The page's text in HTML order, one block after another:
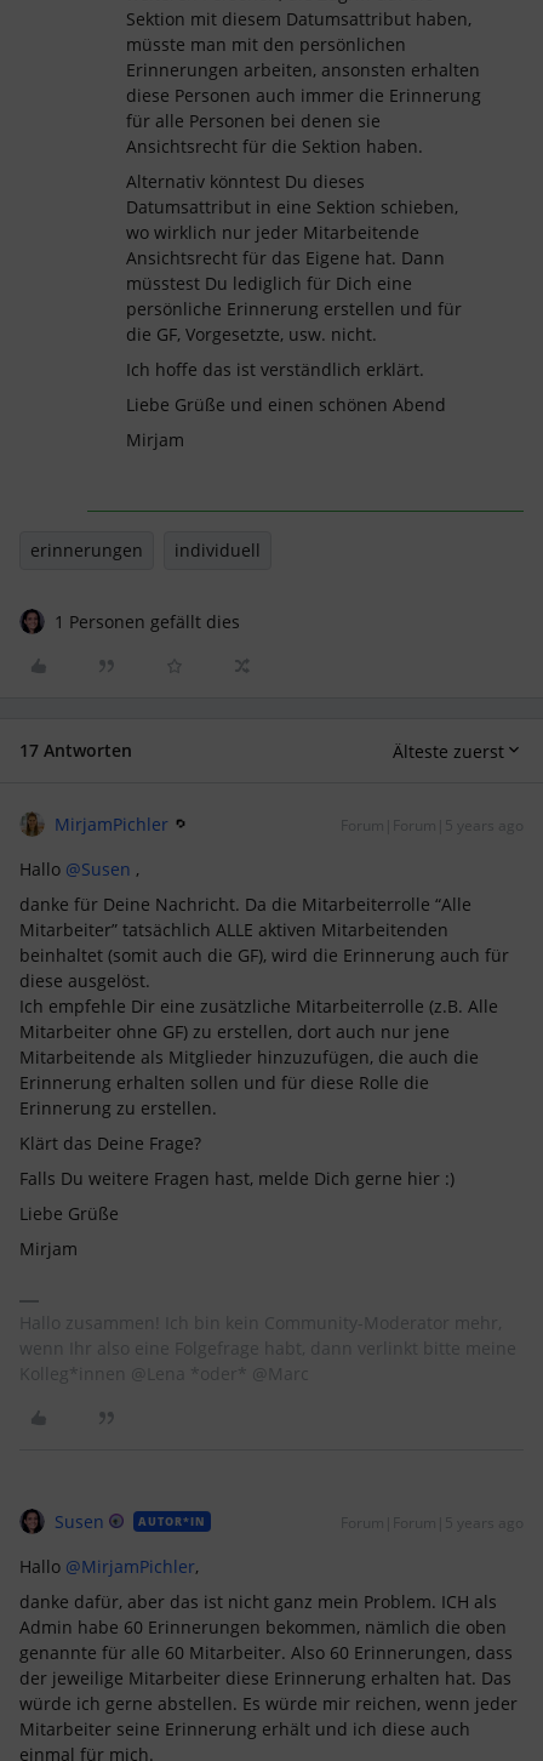
Sektion mit diesem Datumsattribut haben,
müsste man mit den persönlichen
Erinnerungen arbeiten, ansonsten erhalten
diese Personen auch immer die Erinnerung
für alle Personen bei denen sie
Ansichtsrecht für die Sektion haben.
Alternativ könntest Du dieses
Datumsattribut in eine Sektion schieben,
wo wirklich nur jeder Mitarbeitende
Ansichtsrecht für das Eigene hat. Dann
müsstest Du lediglich für Dich eine
persönliche Erinnerung erstellen und für
die GF, Vorgesetzte, usw. nicht.
Ich hoffe das ist verständlich erklärt.
Liebe Grüße und einen schönen Abend
Mirjam
erinnerungen individuell
1 Personen gefällt dies
17 Antworten Älteste zuerst
MirjamPichler Forum|Forum|5 years ago
Hallo @Susen ,
danke für Deine Nachricht. Da die Mitarbeiterrolle “Alle
Mitarbeiter” tatsächlich ALLE aktiven Mitarbeitenden
beinhaltet (somit auch die GF), wird die Erinnerung auch für
diese ausgelöst.
Ich empfehle Dir eine zusätzliche Mitarbeiterrolle (z.B. Alle
Mitarbeiter ohne GF) zu erstellen, dort auch nur jene
Mitarbeitende als Mitglieder hinzuzufügen, die auch die
Erinnerung erhalten sollen und für diese Rolle die
Erinnerung zu erstellen.
Klärt das Deine Frage?
Falls Du weitere Fragen hast, melde Dich gerne hier :)
Liebe Grüße
Mirjam
Hallo zusammen! Ich bin kein Community-Moderator mehr,
wenn Ihr also eine Folgefrage habt, dann verlinkt bitte meine
Kolleg*innen @Lena *oder* @Marc
Susen AUTOR*IN Forum|Forum|5 years ago
Hallo @MirjamPichler,
danke dafür, aber das ist nicht ganz mein Problem. ICH als
Admin habe 60 Erinnerungen bekommen, nämlich die oben
genannte für alle 60 Mitarbeiter. Also 60 Erinnerungen, dass
der jeweilige Mitarbeiter diese Erinnerung erhalten hat. Das
würde ich gerne abstellen. Es würde mir reichen, wenn jeder
Mitarbeiter seine Erinnerung erhält und ich diese auch
einmal für mich.